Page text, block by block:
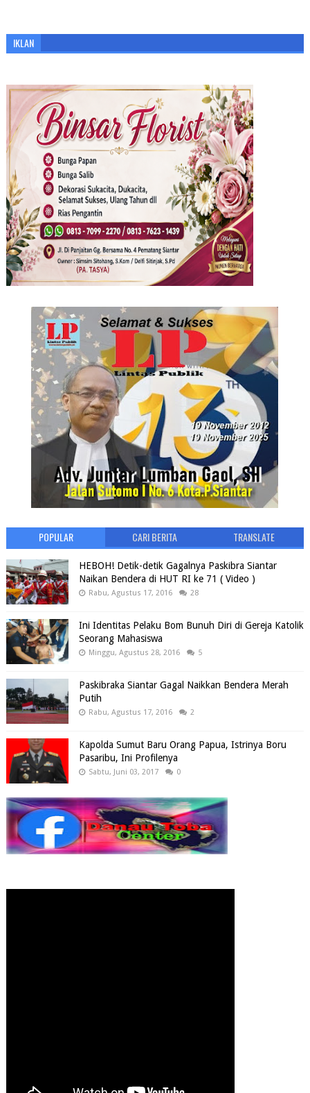
IKLAN
POPULAR CARI BERITA TRANSLATE
HEBOH! Detik-detik Gagalnya Paskibra Siantar
Naikan Bendera di HUT RI ke 71 ( Video )
Rabu, Agustus 17, 2016 28
Ini Identitas Pelaku Bom Bunuh Diri di Gereja Katolik
Seorang Mahasiswa
Minggu, Agustus 28, 2016 5
Paskibraka Siantar Gagal Naikkan Bendera Merah
Putih
Rabu, Agustus 17, 2016 2
Kapolda Sumut Baru Orang Papua, Istrinya Boru
Pasaribu, Ini Profilenya
Sabtu, Juni 03, 2017 0